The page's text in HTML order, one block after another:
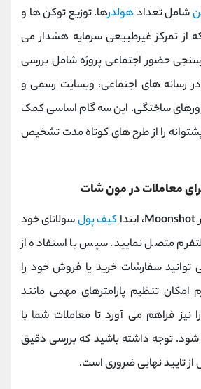
شامل تعدادهولدرها، توزیع توکن‌ ها و
از تمرکز غیرطبیعی سرمایه هشدار می
حضور اجتماعی پروژه شامل بررسی
رسانه‌ های اجتماعی، وبسایت رسمی و
ساختگی. این سه گام اساسی کمک
را از طرح ‌های کوتاه‌ مدت تشخیص
معاملات در مون شات
Moonshot، ابتدا کیف پولسولانای خود
متصل نمایید. سپس با استفاده از
توانید سفارشات خرید یا فروش خود را
امکان تنظیم پارامترهای مهمی مانند
نیز فراهم می ‌آورد تا معاملات شما با
شود. توجه داشته باشید که بررسی دقیق
از تایید نهایی ضروری است.